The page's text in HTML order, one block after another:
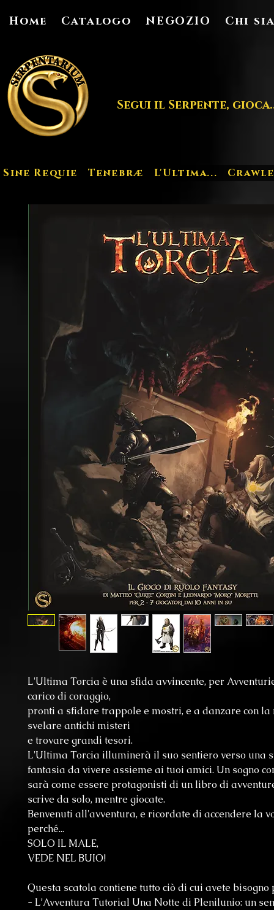
Home Catalogo NEGOZIO Chi
Segui il Serpente,
Sine Requie Tenebræ L'Ultima...
L'Ultima Torcia è una sfida avvincente, per
carico di coraggio,
pronti a sfidare trappole e mostri, e a danzare con la
svelare antichi misteri
e trovare grandi tesori.
L'Ultima Torcia illuminerà il suo sentiero verso una
fantasia da vivere assieme ai tuoi amici. Un sogno
sarà come essere protagonisti di un libro di
scrive da solo, mentre giocate.
Benvenuti all'avventura, e ricordate di accendere la
perché...
SOLO IL MALE,
VEDE NEL BUIO!
Questa scatola contiene tutto ciò di cui avete bisogno
- L’Avventura Tutorial Una Notte di Plenilunio: un